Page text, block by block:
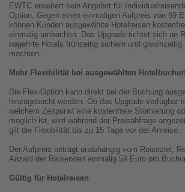
EWTC erweitert sein Angebot für
Option. Gegen einen einmaligen Aufpreis von 59
können Kunden ausgewählte Hotelreisen
einmalig umbuchen. Das Upgrade richtet sich an
begehrte Hotels frühzeitig sichern und gleichzeitig
möchten.
Mehr Flexibilität bei ausgewählten
Die Flex-Option kann direkt bei der Buchung
hinzugebucht werden. Ob das Upgrade verfügbar
welchem Zeitpunkt eine kostenfreie Stornierung
möglich ist, wird während der Preisabfrage
gilt die Flexibilität bis zu 15 Tage vor der Anreise.
Der Aufpreis beträgt unabhängig vom Reiseziel,
Anzahl der Reisenden einmalig 59 Euro pro
Gültig für Hotelreisen